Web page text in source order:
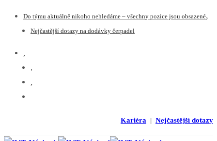
Skip
Skip
navigation
content
Do týmu aktuálně nikoho nehledáme – všechny pozice jsou obsazené
Nejčastější dotazy na dodávky čerpadel
Kariéra | Nejčastější dotazy